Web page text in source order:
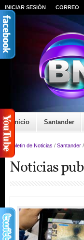
INICIAR SESIÓN CORREO
Inicio Santander
Boletin de Noticias / Santander /
Noticias